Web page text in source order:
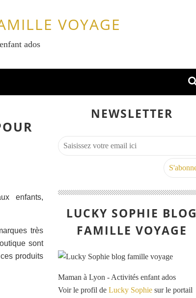
VOYAGE
ados
enfants,
très
sont
produits
NEWSLETTER
LUCKY SOPHIE BLOG
FAMILLE VOYAGE
Maman à Lyon - Activités enfant ados
Voir le profil de Lucky Sophie sur le portail